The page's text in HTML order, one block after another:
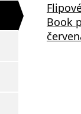
Book
2v1